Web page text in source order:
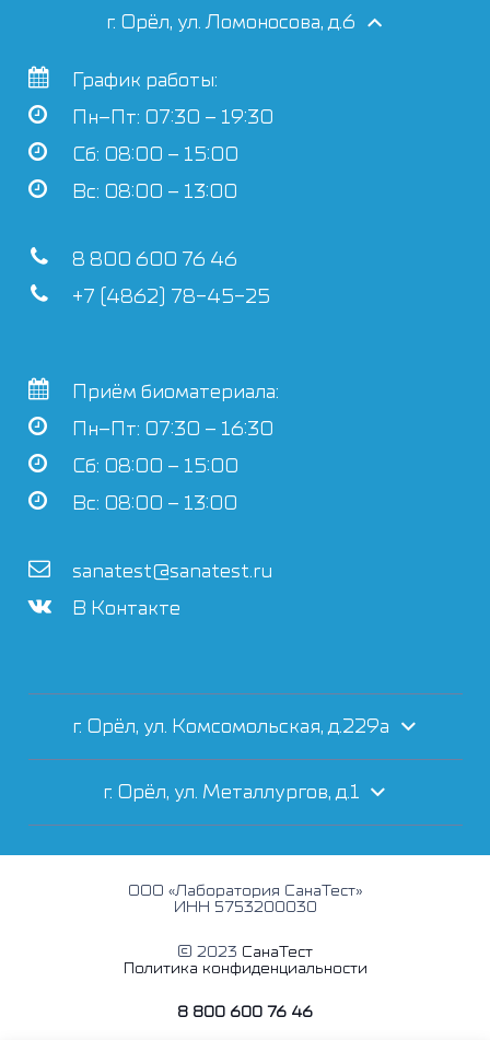
г. Орёл, ул. Ломоносова, д.6
График работы:
Пн–Пт: 07:30 – 19:30
Сб: 08:00 – 15:00
Вс: 08:00 – 13:00
8 800 600 76 46
+7 (4862) 78-45-25
Приём биоматериала:
Пн–Пт: 07:30 – 16:30
Сб: 08:00 – 15:00
Вс: 08:00 – 13:00
sanatest@sanatest.ru
В Контакте
г. Орёл, ул. Комсомольская, д.229а
г. Орёл, ул. Металлургов, д.1
ООО «Лаборатория СанаТест»
ИНН 5753200030
© 2023 СанаТест
Политика конфиденциальности
8 800 600 76 46